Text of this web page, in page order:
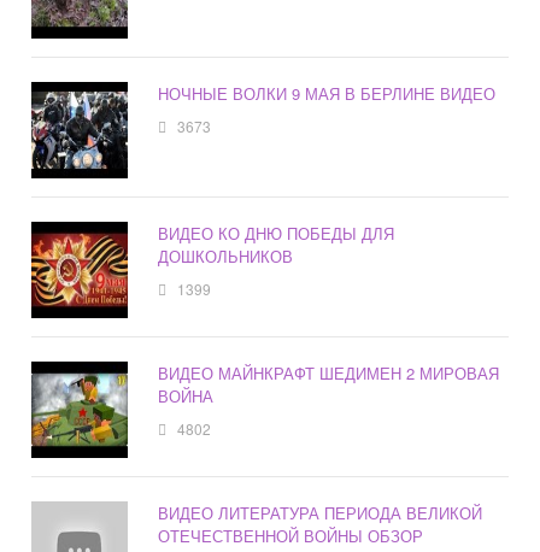
НОЧНЫЕ ВОЛКИ 9 МАЯ В БЕРЛИНЕ ВИДЕО
3673
ВИДЕО КО ДНЮ ПОБЕДЫ ДЛЯ
ДОШКОЛЬНИКОВ
1399
ВИДЕО МАЙНКРАФТ ШЕДИМЕН 2 МИРОВАЯ
ВОЙНА
4802
ВИДЕО ЛИТЕРАТУРА ПЕРИОДА ВЕЛИКОЙ
ОТЕЧЕСТВЕННОЙ ВОЙНЫ ОБЗОР